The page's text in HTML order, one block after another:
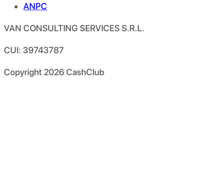
ANPC
VAN CONSULTING SERVICES S.R.L.
CUI: 39743787
Copyright 2026CashClub